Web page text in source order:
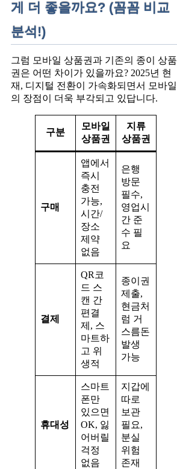
게 더 좋을까요? (꼼꼼 비교
분석!)
그럼 모바일 상품권과 기존의 종이 상품
권은 어떤 차이가 있을까요? 2025년 현
재, 디지털 전환이 가속화되면서 모바일
의 장점이 더욱 부각되고 있답니다.
구분
모바일
상품권
지류
상품권
구매
앱에서
즉시
충전
가능,
시간/
장소
제약
없음
은행
방문
필수,
영업시
간 준
수 필
요
결제
QR코
드 스
캔 간
편결
제, 스
마트하
고 위
생적
종이권
제출,
현금처
럼 거
스름돈
발생
가능
휴대성
스마트
폰만
있으면
OK, 잃
어버릴
걱정
없음
지갑에
따로
보관
필요,
분실
위험
존재